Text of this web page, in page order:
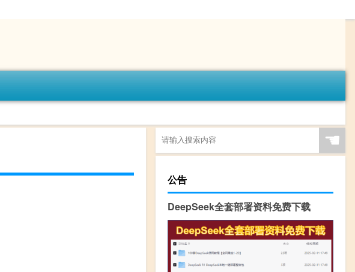
☚
公告
DeepSeek全套部署资料免费下载